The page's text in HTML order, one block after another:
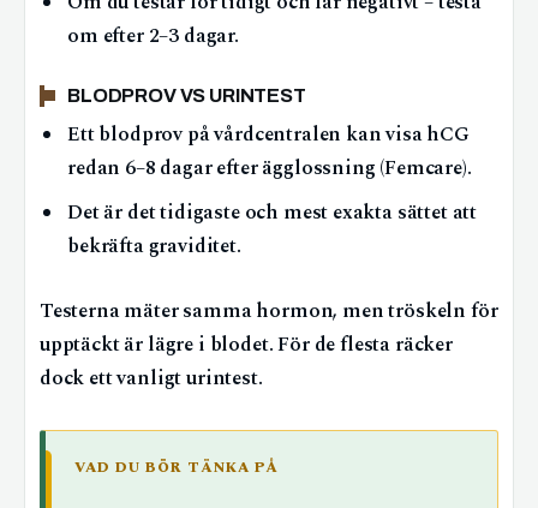
om efter 2–3 dagar.
BLODPROV VS URINTEST
Ett blodprov på vårdcentralen kan visa hCG
redan 6–8 dagar efter ägglossning (Femcare).
Det är det tidigaste och mest exakta sättet att
bekräfta graviditet.
Testerna mäter samma hormon, men tröskeln för
upptäckt är lägre i blodet. För de flesta räcker
dock ett vanligt urintest.
VAD DU BÖR TÄNKA PÅ